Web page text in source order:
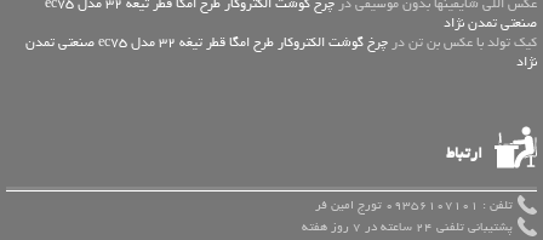
صنعتی تمدن نژاد
کیک تولد با عکس بن تن در
چرخ گوشت الکتروکار طرح امگا قطر تیغه 32 مدل ec75 صنعتی تمدن
نژاد
ارتباط
تلفن : 09356107101 تورج امین فر
پشتیبانی تلفنی 24 ساعته در 7 روز هفته